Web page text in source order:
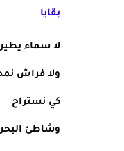
بقايا
لا سماء
ولا فراش
كي نستراح
وشاطئ